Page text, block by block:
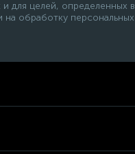
и для целей, определенных в
на обработку персональных